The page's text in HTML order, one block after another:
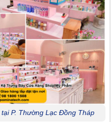
P. Thường Lạc Đồng Tháp